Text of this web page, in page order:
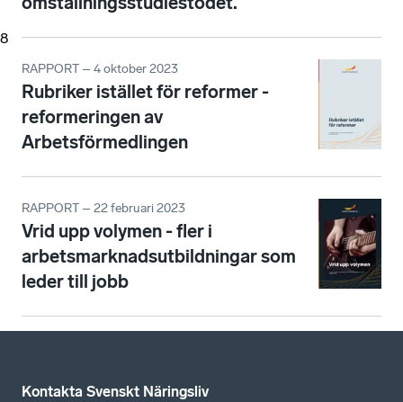
8
RAPPORT – 4 oktober 2023
Rubriker istället för reformer -
reformeringen av
Arbetsförmedlingen
RAPPORT – 22 februari 2023
Vrid upp volymen - fler i
arbetsmarknadsutbildningar som
leder till jobb
Kontakta Svenskt Näringsliv